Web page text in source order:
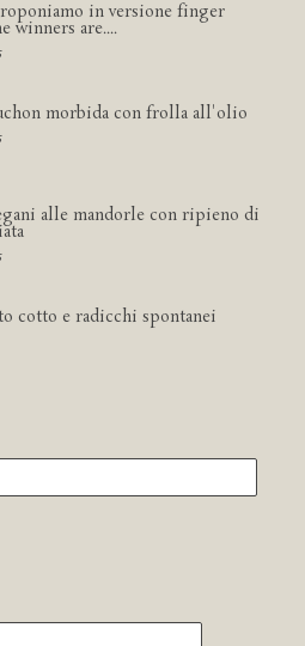
in versione finger
winners are....
morbida con frolla all'olio
alle mandorle con ripieno di
cotto e radicchi spontanei